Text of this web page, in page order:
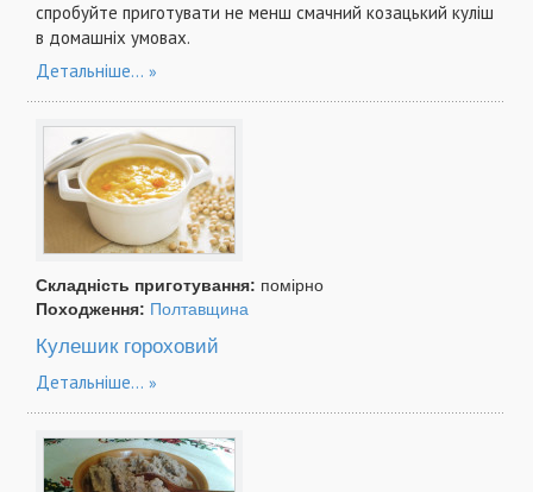
спробуйте приготувати не менш смачний козацький куліш
в домашніх умовах.
Детальніше...
Складність приготування: помірно
Походження: Полтавщина
Кулешик гороховий
Детальніше...